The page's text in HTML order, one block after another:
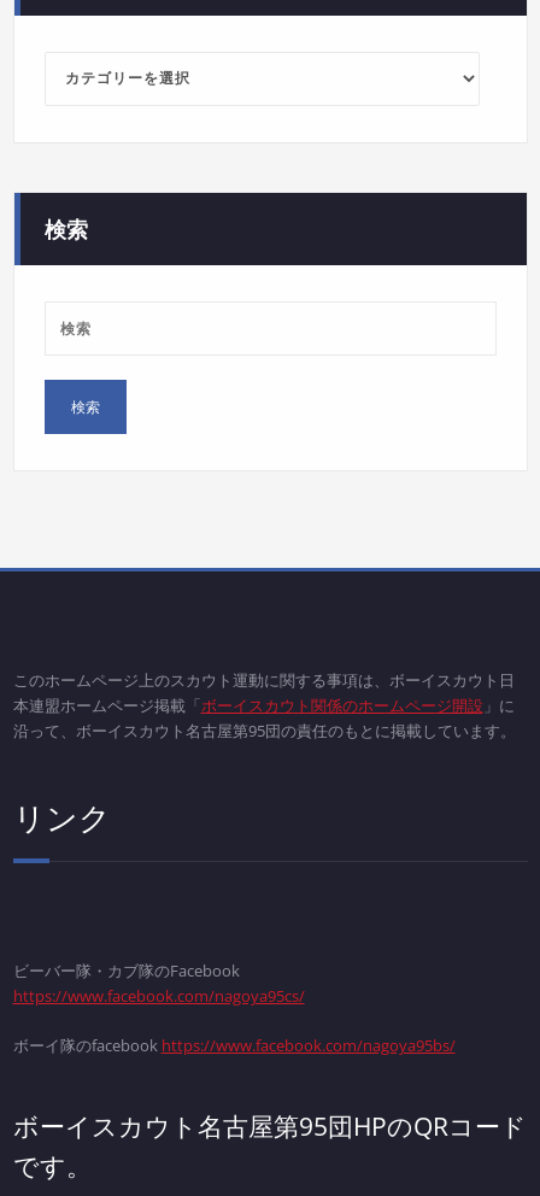
ー
検索
このホームページ上のスカウト運動に関する事項は、ボーイスカウト日
本連盟ホームページ掲載「ボーイスカウト関係のホームページ開設」に
沿って、ボーイスカウト名古屋第95団の責任のもとに掲載しています。
リンク
ビーバー隊・カブ隊のFacebook
https://www.facebook.com/nagoya95cs/
ボーイ隊のfacebook https://www.facebook.com/nagoya95bs/
ボーイスカウト名古屋第95団HPのQRコード
です。